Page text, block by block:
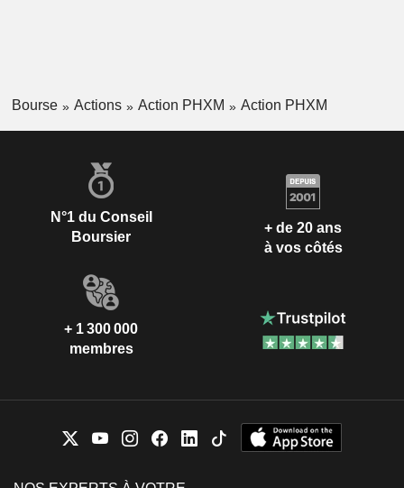
Bourse Actions Action PHXM Action PHXM
N°1 du Conseil
Boursier
+ de 20 ans
à vos côtés
+ 1 300 000
membres